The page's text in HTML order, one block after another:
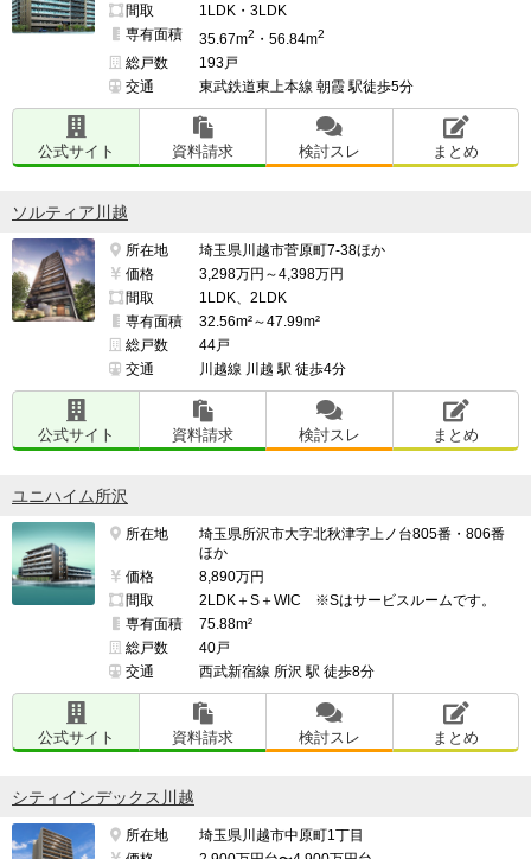
間取
1LDK・3LDK
専有面積
35.67m2 ・56.84m2
総戸数
193戸
交通
東武鉄道東上本線 朝霞 駅徒歩5分
公式サイト 資料請求 検討スレ まとめ
ソルティア川越
所在地
埼玉県川越市菅原町7-38ほか
価格
3,298万円～4,398万円
間取
1LDK、2LDK
専有面積
32.56m²～47.99m²
総戸数
44戸
交通
川越線 川越 駅 徒歩4分
公式サイト 資料請求 検討スレ まとめ
ユニハイム所沢
所在地
埼玉県所沢市大字北秋津字上ノ台805番・806番
ほか
価格
8,890万円
間取
2LDK＋S＋WIC ※Sはサービスルームです。
専有面積
75.88m²
総戸数
40戸
交通
西武新宿線 所沢 駅 徒歩8分
公式サイト 資料請求 検討スレ まとめ
シティインデックス川越
所在地
埼玉県川越市中原町1丁目